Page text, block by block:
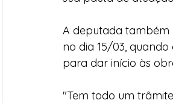
A deputada também
no dia 15/03,
para dar início às
"Tem todo um